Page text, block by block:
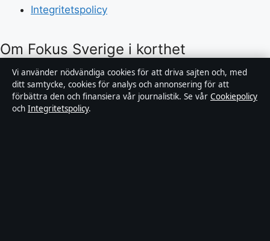
Integritetspolicy
Om Fokus Sverige i korthet
Fokus Sverige är en oberoende svensk nyhetssajt med
fokus på politik, ekonomi, teknik och samhälle. Varje
artikel har en byline, granskas av en redaktör och
Vi använder nödvändiga cookies för att driva sajten och, med
ditt samtycke, cookies för analys och annonsering för att
förbättra den och finansiera vår journalistik. Se vår Cookiepolicy
och Integritetspolicy.